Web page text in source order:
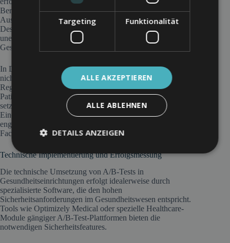
Bereichen können Entscheidungen hier unmittelbare
Auswirkungen auf das Wohlbefinden der Patienten haben.
Deshalb ist eine ethische Bewertung der Testvarianten
unerlässlich, um sicherzustellen, dass keine Variante die
Gesundheitsversorgung beeinträchtigt.
In Deutschland müssen A/B-Tests im medizinischen Kontext
nicht nur die DSGVO beachten, sondern auch spezifische
Regelungen des Gesundheitswesens. Das
Patientendatengesetz und branchenspezifische Regulierungen
setzen klare Grenzen für die Datenerhebung und -auswertung.
Eine rechtskonforme Implementierung erfordert daher die
enge Zusammenarbeit zwischen Datenschutzbeauftragten, IT-
Fachleuten und medizinischem Personal.
Technische Implementierung und Erfolgsmessung
Die technische Umsetzung von A/B-Tests in
Gesundheitseinrichtungen erfolgt idealerweise durch
spezialisierte Software, die den hohen
Sicherheitsanforderungen im Gesundheitswesen entspricht.
Tools wie Optimizely Medical oder spezielle Healthcare-
Module gängiger A/B-Test-Plattformen bieten die
notwendigen Sicherheitsfeatures.
Targeting Funktionalität
ALLE AKZEPTIEREN
ALLE ABLEHNEN
DETAILS ANZEIGEN